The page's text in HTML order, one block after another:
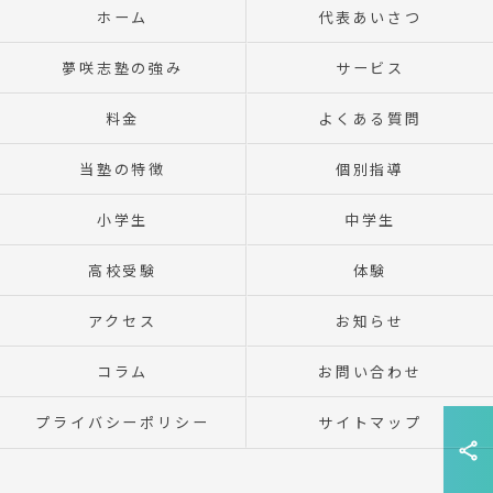
ホーム 代表あいさつ
夢咲志塾の強み サービス
料金 よくある質問
当塾の特徴 個別指導
小学生 中学生
高校受験 体験
アクセス お知らせ
コラム お問い合わせ
プライバシーポリシー サイトマップ